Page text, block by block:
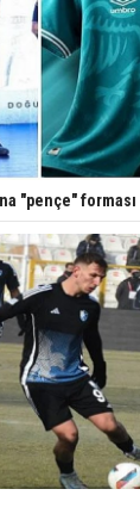
"pençe" forması